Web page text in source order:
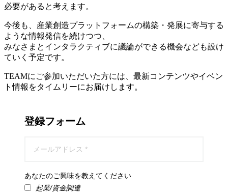
必要があると考えます。
今後も、産業創造プラットフォームの構築・発展に寄与する
ような情報発信を続けつつ、
みなさまとインタラクティブに議論ができる機会なども設け
ていく予定です。
TEAMにご参加いただいた方には、最新コンテンツやイベン
ト情報をタイムリーにお届けします。
登録フォーム
あなたのご興味を教えてください
起業/資金調達